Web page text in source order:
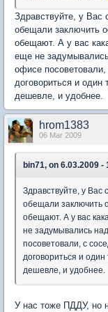
Здравствуйте, у
обещали заключить
обещают. А у вас
еще не
офисе посоветовали,
договориться и один
дешевле, и удобнее.
hrom1383
06 Mar 2009
bin71, on 6.03.2009 -
Здравствуйте, у
обещали заключить
обещают. А у вас
не задумывались
посоветовали, с
договориться и
дешевле, и удобнее.
У нас тоже ПДДУ, но